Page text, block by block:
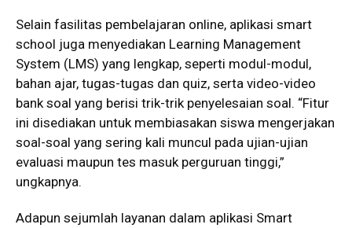
Selain fasilitas pembelajaran online, aplikasi smart
school juga menyediakan Learning Management
System (LMS) yang lengkap, seperti modul-modul,
bahan ajar, tugas-tugas dan quiz, serta video-video
bank soal yang berisi trik-trik penyelesaian soal. “Fitur
ini disediakan untuk membiasakan siswa mengerjakan
soal-soal yang sering kali muncul pada ujian-ujian
evaluasi maupun tes masuk perguruan tinggi,”
ungkapnya.
Adapun sejumlah layanan dalam aplikasi Smart